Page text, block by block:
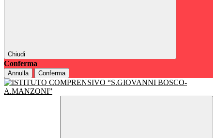
Chiudi
Conferma
Annulla Conferma